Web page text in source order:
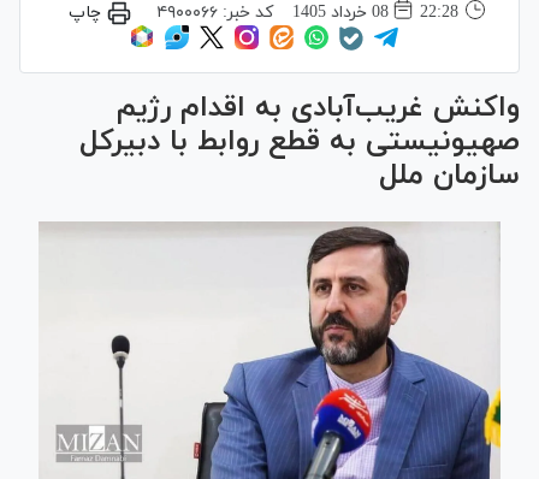
22:28
08 خرداد 1405 کد خبر: ۴۹۰۰۰۶۶ چاپ
واکنش غریب‌آبادی به اقدام رژیم
صهیونیستی به قطع روابط با دبیرکل
سازمان ملل